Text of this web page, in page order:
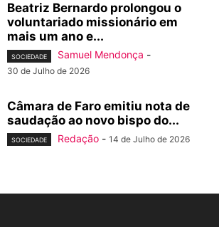
Beatriz Bernardo prolongou o
voluntariado missionário em
mais um ano e...
SOCIEDADE Samuel Mendonça -
30 de Julho de 2026
Câmara de Faro emitiu nota de
saudação ao novo bispo do...
SOCIEDADE Redação - 14 de Julho de 2026